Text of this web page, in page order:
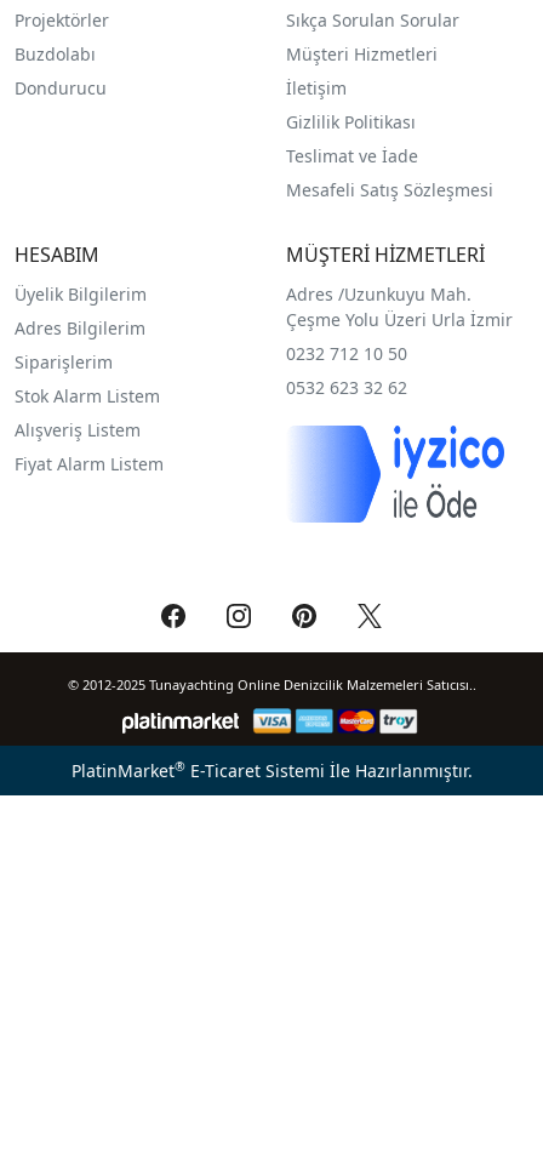
Projektörler
Buzdolabı
Dondurucu
Sıkça Sorulan Sorular
Müşteri Hizmetleri
İletişim
Gizlilik Politikası
Teslimat ve İade
Mesafeli Satış Sözleşmesi
HESABIM
Üyelik Bilgilerim
Adres Bilgilerim
Siparişlerim
Stok Alarm Listem
Alışveriş Listem
Fiyat Alarm Listem
MÜŞTERİ HİZMETLERİ
Adres /Uzunkuyu Mah.
Çeşme Yolu Üzeri Urla İzmir
0232 712 10 50
0532 623 32 62
© 2012-2025 Tunayachting Online Denizcilik Malzemeleri Satıcısı..
PlatinMarket®E-Ticaret Sistemi İle Hazırlanmıştır.